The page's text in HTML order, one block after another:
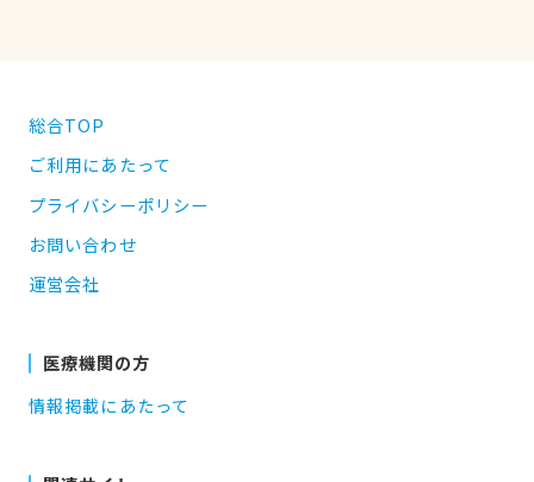
総合TOP
ご利用にあたって
プライバシーポリシー
お問い合わせ
運営会社
医療機関の方
情報掲載にあたって